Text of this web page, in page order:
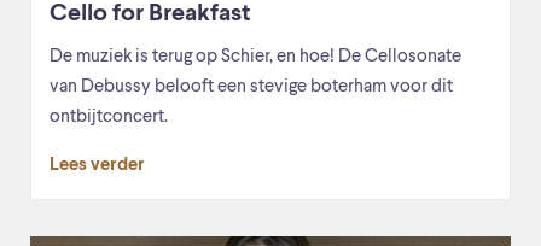
Cello for Breakfast
De muziek is terug op Schier, en hoe! De Cellosonate
van Debussy belooft een stevige boterham voor dit
ontbijtconcert.
Lees verder